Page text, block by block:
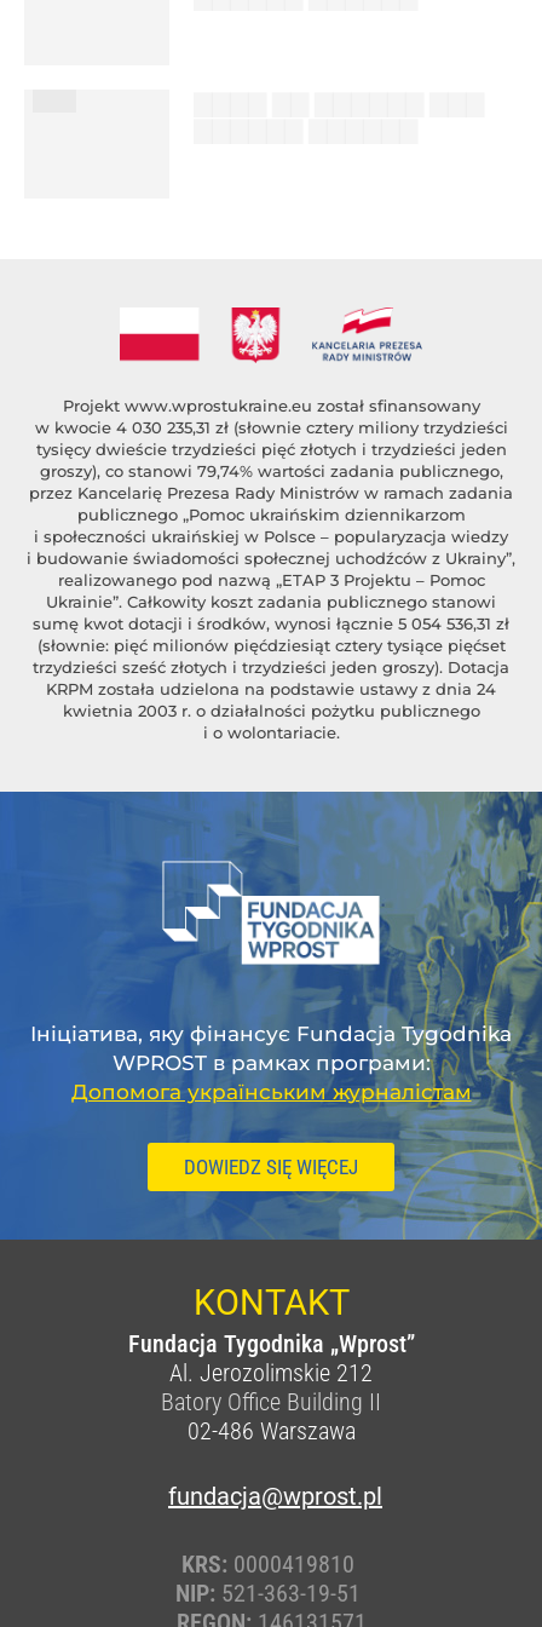
Projekt www.wprostukraine.eu został sfinansowany
w kwocie 4 030 235,31 zł (słownie cztery miliony trzydzieści
tysięcy dwieście trzydzieści pięć złotych i trzydzieści jeden
groszy), co stanowi 79,74% wartości zadania publicznego,
przez Kancelarię Prezesa Rady Ministrów w ramach zadania
publicznego „Pomoc ukraińskim dziennikarzom
i społeczności ukraińskiej w Polsce – popularyzacja wiedzy
i budowanie świadomości społecznej uchodźców z Ukrainy”,
realizowanego pod nazwą „ETAP 3 Projektu – Pomoc
Ukrainie”. Całkowity koszt zadania publicznego stanowi
sumę kwot dotacji i środków, wynosi łącznie 5 054 536,31 zł
(słownie: pięć milionów pięćdziesiąt cztery tysiące pięćset
trzydzieści sześć złotych i trzydzieści jeden groszy). Dotacja
KRPM została udzielona na podstawie ustawy z dnia 24
kwietnia 2003 r. o działalności pożytku publicznego
i o wolontariacie.
Ініціатива, яку фінансує Fundacja Tygodnika
WPROST в рамках програми:
Допомога українським журналістам
DOWIEDZ SIĘ WIĘCEJ
KONTAKT
Fundacja Tygodnika „Wprost”
Al. Jerozolimskie 212
Batory Office Building II
02-486 Warszawa
fundacja@wprost.pl
KRS: 0000419810
NIP: 521-363-19-51